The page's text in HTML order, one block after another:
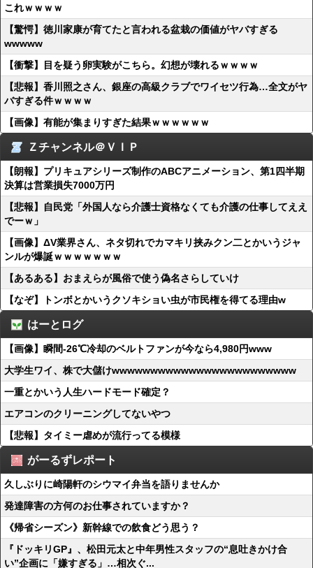
これｗｗｗｗ
【驚愕】徳川家康が育てたと言われる盆栽の価値がヤバすぎる
wwwww
【衝撃】目を疑う卵実験がこちら。幻想が壊れるｗｗｗｗ
【悲報】香川照之さん、銀座の高級クラブでワイセツ行為…全文がヤ
バすぎる件ｗｗｗｗ
【画像】有能が集まりすぎた結果ｗｗｗｗｗｗ
Ｚチャンネル＠ＶＩＰ
【朗報】プリキュアシリーズ制作のABCアニメーション、第1四半期
決算は営業損失7000万円
【悲報】自民党「外国人なら介護士資格なくても介護の仕事してええ
でーｗ」
【画像】ΔV業界さん、ネタ切れでカマキリ挟みクン二とかいうジャ
ンルが爆誕ｗｗｗｗｗｗｗ
【あるある】おまえらが風俗で使う偽名さらしていけ
【なぞ】トンボとかいうクソキショい虫が市民権を得てる理由w
はーとログ
【画像】瞬間-26℃冷却のベルトファンが今なら4,980円www
大学生ワイ、株で大儲けwwwwwwwwwwwwwwwwwwwwwwww
一重とかいう人生ハードモード確定？
エアコンのクリーニングしてないやつ
【悲報】タイミー虐めが流行ってる模様
がーるずレポート
久しぶりに崎陽軒のシウマイ弁当を語りませんか
発達障害の方何のお仕事されていますか？
《帰省シーズン》新幹線での飲食どう思う？
『ドッキリGP』、松田元太と中年男性スタッフの“息吐きかけ合
い”企画に「嫌すぎる」…相次ぐ...